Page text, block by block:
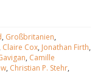
, Großbritanien,
Claire Cox, Jonathan Firth,
, Camille
, Christian P. Stehr,